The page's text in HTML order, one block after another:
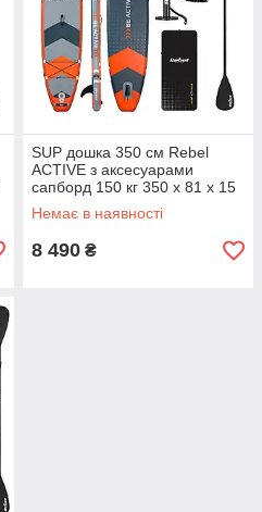
SUP дошка 350 см Rebel
ACTIVE з аксесуарами
сапборд 150 кг 350 x 81 х 15
см Orange
Немає в наявності
8 490 ₴